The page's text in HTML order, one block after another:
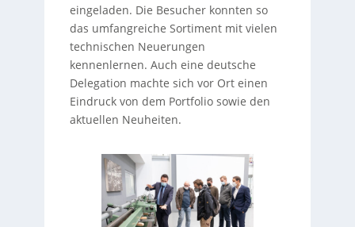
eingeladen. Die Besucher konnten so
das umfangreiche Sortiment mit vielen
technischen Neuerungen
kennenlernen. Auch eine deutsche
Delegation machte sich vor Ort einen
Eindruck von dem Portfolio sowie den
aktuellen Neuheiten.